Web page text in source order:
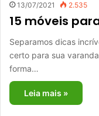
13/07/2021 2.535
15 móveis
Separamos dicas
certo para sua
forma…
Leia mais »